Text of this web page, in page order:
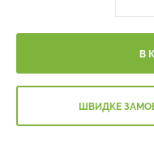
В
ШВИДКЕ